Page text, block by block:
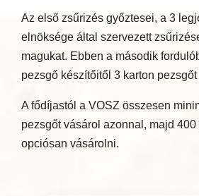
Az első zsűrizés győztesei, a 3
elnöksége által szervezett
magukat. Ebben a második
pezsgő készítőitől 3 karton pezsgőt
A fődíjastól a VOSZ összesen
pezsgőt vásárol azonnal, majd
opciósan vásárolni.